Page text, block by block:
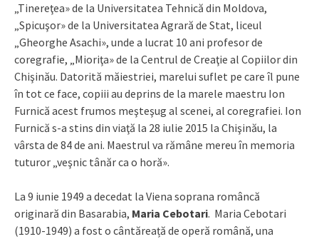
„Tinereţea» de la Universitatea Tehnică din Moldova,
„Spicuşor» de la Universitatea Agrară de Stat, liceul
„Gheorghe Asachi», unde a lucrat 10 ani profesor de
coregrafie, „Mioriţa» de la Centrul de Creaţie al Copiilor din
Chişinău. Datorită măiestriei, marelui suflet pe care îl pune
în tot ce face, copiii au deprins de la marele maestru Ion
Furnică acest frumos meşteşug al scenei, al coregrafiei. Ion
Furnică s-a stins din viaţă la 28 iulie 2015 la Chişinău, la
vârsta de 84 de ani. Maestrul va rămâne mereu în memoria
tuturor „veşnic tânăr ca o horă».
La 9 iunie 1949 a decedat la Viena soprana româncă
originară din Basarabia, Maria Cebotari. Maria Cebotari
(1910-1949) a fost o cântăreață de operă română, una